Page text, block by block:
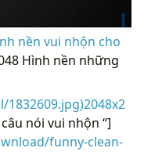
nền vui nhộn cho
Hình nền những
nói vui nhộn “]
funny-clean-